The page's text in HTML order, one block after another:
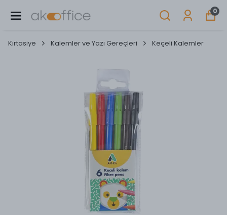
0
Kırtasiye Kalemler ve Yazı Gereçleri Keçeli Kalemler